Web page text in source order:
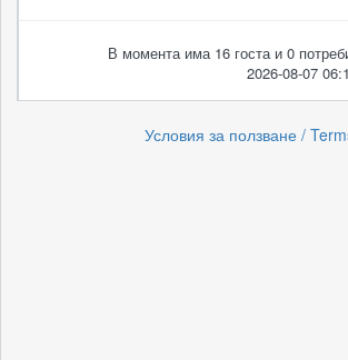
В момента има 16 госта и 0
2026-08-07
Условия за ползване /